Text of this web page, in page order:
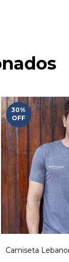
30%
OFF
Camiseta